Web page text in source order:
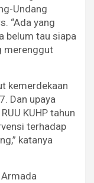
Undang
“Ada yang
belum tau siapa
merenggut
kemerdekaan
Dan upaya
KUHP tahun
terhadap
katanya